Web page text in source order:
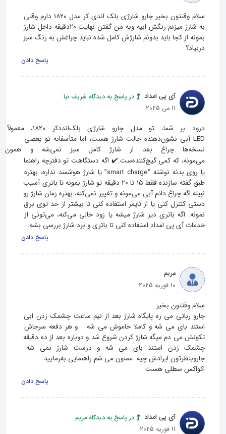
سلام وقتتون بخیر جارو شارژی بلک اندی کر مدل ۱۸۲۰ دارم وقتی
به شارژ میزنم رنگش ابیه وبه من گفتن نهایت ۲۰دقیقه داخل شارژ
بمونه از کجا باید بدونم شارژش کامل شده نباید چراغش به رنگ سبز
دربیاد؟
پاسخ دادن
آی پی امداد
در پاسخ به دیدگاه شریف نیا
11 می 2025
درود بر شما، تو مدل جارو شارژی
LED آبی نشون‌دهنده حالت شارژ هست، اما متأسفانه تو بعضی
نسخه‌ها چراغ بعد از شارژ کامل
می‌مونه، که کمی گیج‌کننده‌ست.✔️ اگه دستگاهت تو دفترچه راهنما
یا روی بدنه نوشته “smart charge” یا شارژ هوشمند نداره، بهتره
طبق گفته سازنده فقط ۱۵ تا ۲۰ دقیقه تو شارژ بمونه تا باتری آسیب
نبینه.اگه چراغ دائم آبی می‌مونه و تغییر نمی‌کنه، بهتره زمان شارژ رو
دستی کنترل کنی یا از تایمر استفاده کنی تا بیشتر از حد توی برق
نمونه. اگه باتری دیر شارژ میشه یا زود خالی می‌کنه، می‌تونی از
خدمات آی پی امداد استفاده کنی تا باتری و برد شارژ بررسی بشه.
پاسخ دادن
مریم
10 فوریه 2025
جارو رباتی می ره پایگاه شارژ بعد از نیم ساعت چشمک زدن ابی
استند بای می شه و کاملا خاموش می شه   و هر دفعه سرجاش
تکونش می دم میگه شارژ کردن شروع شد و دوباره بعد از ده دقیقه
چشمک زدن استند بای می شه و درست شارژ نمی شه
اکواکس سطلی هست
پاسخ دادن
آی پی امداد
در پاسخ به دیدگاه مریم
11 فوریه 2025